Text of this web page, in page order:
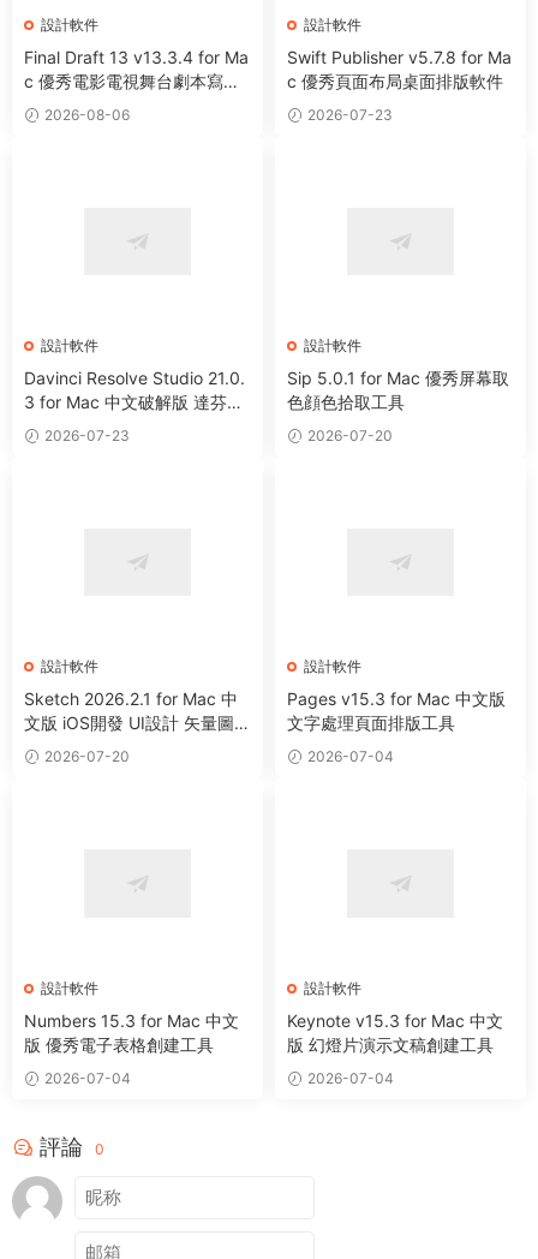
設計軟件
Final Draft 13 v13.3.4 for Ma
c 優秀電影電視舞台劇本寫作
軟件2026-08-06
設計軟件
Swift Publisher v5.7.8 for Ma
c 優秀頁面布局桌面排版軟件
2026-07-23
設計軟件
Davinci Resolve Studio 21.0.
3 for Mac 中文破解版 達芬奇
電影編輯調色軟件
2026-07-23
設計軟件
Sip 5.0.1 for Mac 優秀屏幕取
色顔色拾取工具
2026-07-20
設計軟件
Sketch 2026.2.1 for Mac 中
文版 iOS開發 UI設計 矢量圖形
繪制軟件
2026-07-20
設計軟件
Pages v15.3 for Mac 中文版
文字處理頁面排版工具
2026-07-04
設計軟件
Numbers 15.3 for Mac 中文
版 優秀電子表格創建工具
2026-07-04
設計軟件
Keynote v15.3 for Mac 中文
版 幻燈片演示文稿創建工具
2026-07-04
評論 0